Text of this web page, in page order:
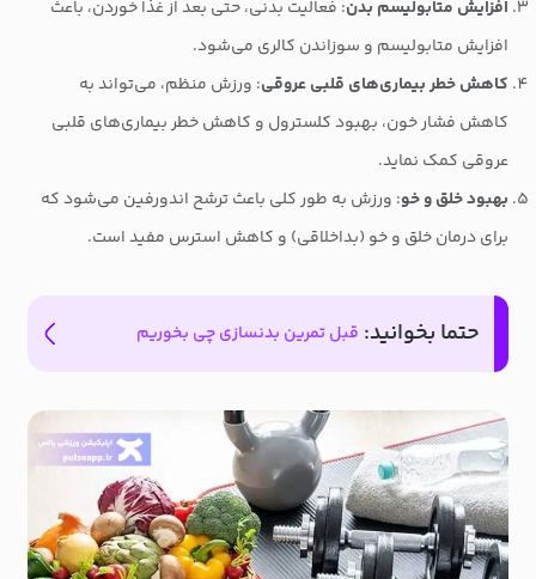
افزایش متابولیسم بدن: فعالیت بدنی، حتی بعد از غذا خوردن، باعث
افزایش متابولیسم و سوزاندن کالری می‌شود.
کاهش خطر بیماری‌های قلبی عروقی: ورزش منظم، می‌تواند به
کاهش فشار خون، بهبود کلسترول و کاهش خطر بیماری‌های قلبی
عروقی کمک نماید.
بهبود خلق و خو: ورزش به طور کلی باعث ترشح اندورفین می‌شود که
برای درمان خلق و خو (بداخلاقی) و کاهش استرس مفید است.
حتما بخوانید: قبل تمرین بدنسازی چی بخوریم